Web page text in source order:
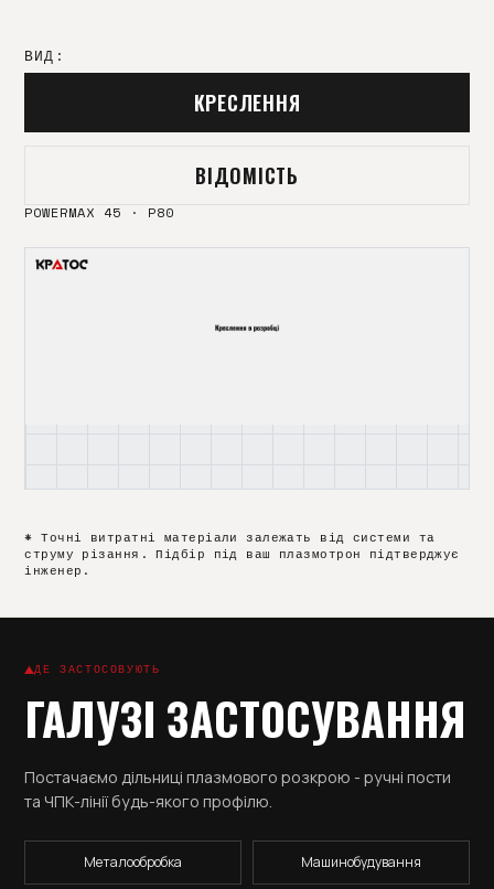
KJELLBERG F-SERIES
P80
ВИД:
КРЕСЛЕННЯ
ВІДОМІСТЬ
POWERMAX 45 · P80
* Точні витратні матеріали залежать від системи та
струму різання. Підбір під ваш плазмотрон підтверджує
інженер.
ДЕ ЗАСТОСОВУЮТЬ
ГАЛУЗІ ЗАСТОСУВАННЯ
Постачаємо дільниці плазмового розкрою - ручні пости
та ЧПК-лінії будь-якого профілю.
Металообробка Машинобудування